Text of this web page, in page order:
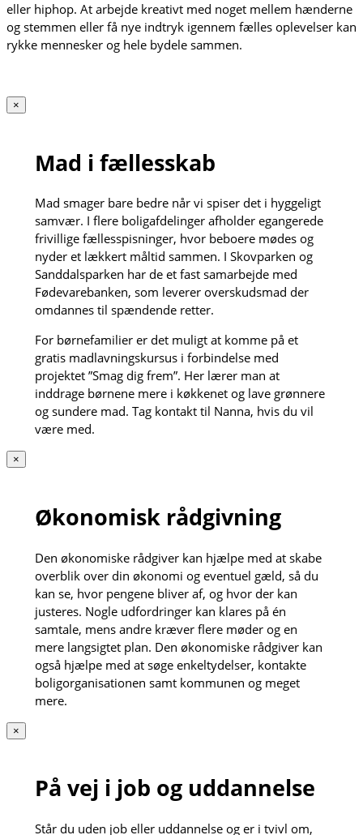
eller hiphop. At arbejde kreativt med noget mellem hænderne
og stemmen eller få nye indtryk igennem fælles oplevelser kan
rykke mennesker og hele bydele sammen.
×
Mad i fællesskab
Mad smager bare bedre når vi spiser det i hyggeligt
samvær. I flere boligafdelinger afholder egangerede
frivillige fællesspisninger, hvor beboere mødes og
nyder et lækkert måltid sammen. I Skovparken og
Sanddalsparken har de et fast samarbejde med
Fødevarebanken, som leverer overskudsmad der
omdannes til spændende retter.
For børnefamilier er det muligt at komme på et
gratis madlavningskursus i forbindelse med
projektet ”Smag dig frem”. Her lærer man at
inddrage børnene mere i køkkenet og lave grønnere
og sundere mad. Tag kontakt til Nanna, hvis du vil
være med.
×
Økonomisk rådgivning
Den økonomiske rådgiver kan hjælpe med at skabe
overblik over din økonomi og eventuel gæld, så du
kan se, hvor pengene bliver af, og hvor der kan
justeres. Nogle udfordringer kan klares på én
samtale, mens andre kræver flere møder og en
mere langsigtet plan. Den økonomiske rådgiver kan
også hjælpe med at søge enkeltydelser, kontakte
boligorganisationen samt kommunen og meget
mere.
×
På vej i job og uddannelse
Står du uden job eller uddannelse og er i tvivl om,